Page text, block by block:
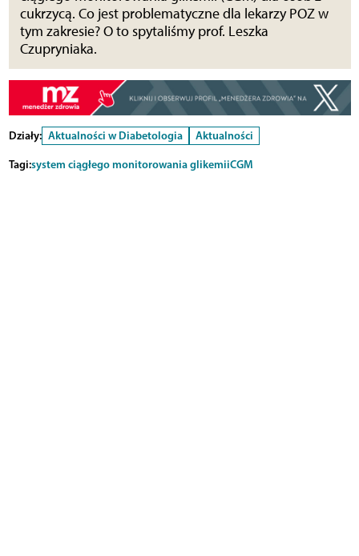
cukrzycą. Co jest problematyczne dla lekarzy POZ w
tym zakresie? O to spytaliśmy prof. Leszka
Czupryniaka.
Działy: Aktualności w Diabetologia
Aktualności
Tagi:system ciągłego monitorowania glikemiiCGM